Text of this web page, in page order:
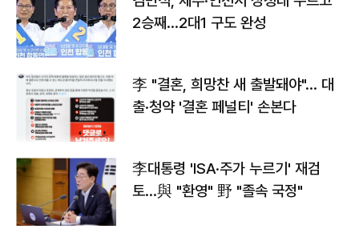
2승째…2대1 구도 완성
李 "결혼, 희망찬 새 출발돼야"… 대
출·청약 '결혼 페널티' 손본다
李대통령 'ISA·주가 누르기' 재검
토…與 "환영" 野 "졸속 국정"